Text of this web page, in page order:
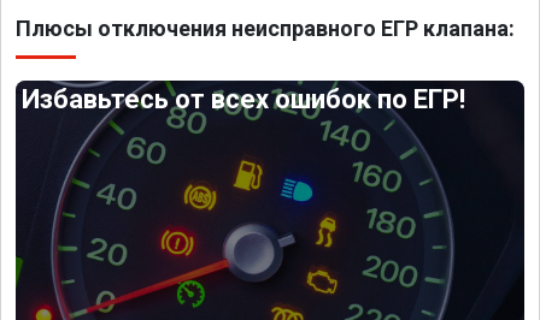
Плюсы отключения неисправного ЕГР клапана:
Избавьтесь от всех ошибок по ЕГР!